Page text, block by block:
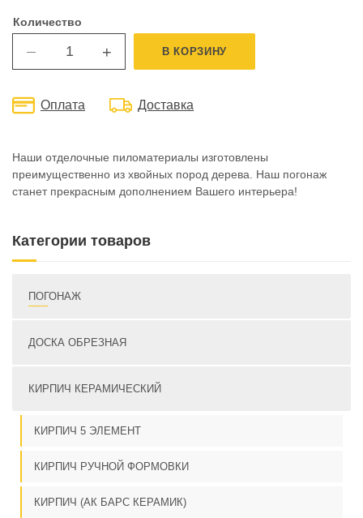
Количество
— + В КОРЗИНУ
Оплата Доставка
Наши отделочные пиломатериалы изготовлены
преимущественно из хвойных пород дерева. Наш погонаж
станет прекрасным дополнением Вашего интерьера!
Категории товаров
ПОГОНАЖ
ДОСКА ОБРЕЗНАЯ
КИРПИЧ КЕРАМИЧЕСКИЙ
КИРПИЧ 5 ЭЛЕМЕНТ
КИРПИЧ РУЧНОЙ ФОРМОВКИ
КИРПИЧ (АК БАРС КЕРАМИК)